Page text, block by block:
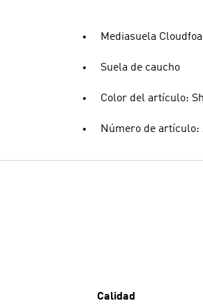
Mediasuela
Suela de caucho
Color del artículo:
Número de artículo:
Calidad